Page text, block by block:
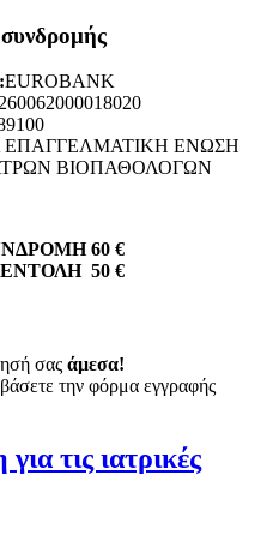
EUROBANK
ΕΝΩΣΗ
ΒΙΟΠΑΘΟΛΟΓΩΝ
60 €
50 €
σας άμεσα!
την φόρμα εγγραφής
τις ιατρικές